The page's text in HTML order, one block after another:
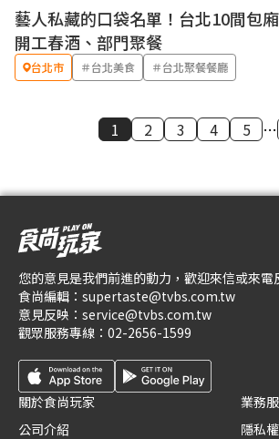
藝人私藏的口袋名單！台北10間包
開工春酒、部門聚餐
台北市 ＃台北美食 ＃台北聚餐餐廳
1 2 3 4 5 …
您的意見是我們前進的動力，歡迎來信或來電
食尚編輯： supertaste@tvbs.com.tw
意見反映： service@tvbs.com.tw
觀眾服務專線： 02-2656-1599
關於食尚玩家
公司介紹
業務
隱私